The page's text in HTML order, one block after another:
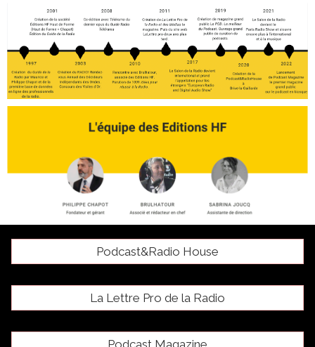
Podcast&Radio House
La Lettre Pro de la Radio
Podcast Magazine